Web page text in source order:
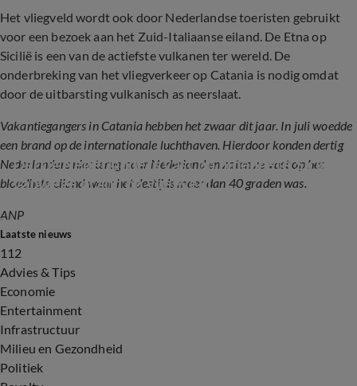
Het vliegveld wordt ook door Nederlandse toeristen gebruikt
voor een bezoek aan het Zuid-Italiaanse eiland. De Etna op
Sicilië is een van de actiefste vulkanen ter wereld. De
onderbreking van het vliegverkeer op Catania is nodig omdat
door de uitbarsting vulkanisch as neerslaat.
Vakantiegangers in Catania hebben het zwaar dit jaar. In juli woedde
een brand op de internationale luchthaven. Hierdoor konden dertig
Nederlanders niet terug naar Nederland en zaten ze vast op het
bloedhete eiland waar het destijds meer dan 40 graden was.
2:19
Dertig Nederlanders vast op bloedhete Sicilië
vanwege brand op vliegveld
ANP
Laatste nieuws
112
Advies & Tips
Economie
Entertainment
Infrastructuur
Milieu en Gezondheid
Politiek